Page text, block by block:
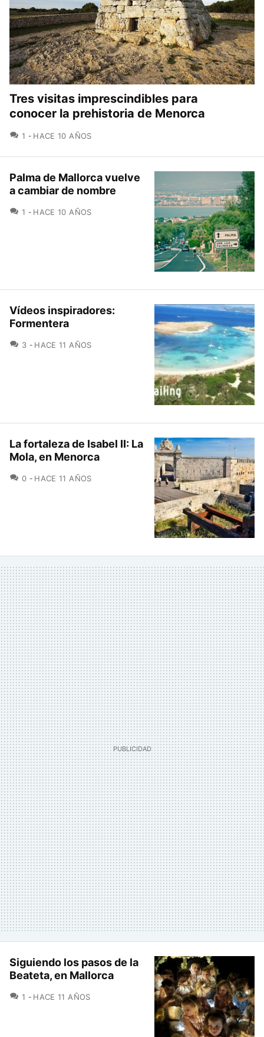
Tres visitas imprescindibles para
conocer la prehistoria de Menorca
1 COMENTARIOS
HACE 10 AÑOS
Palma de Mallorca vuelve
a cambiar de nombre
1 COMENTARIOS
HACE 10 AÑOS
Vídeos inspiradores:
Formentera
3 COMENTARIOS
HACE 11 AÑOS
La fortaleza de Isabel II: La
Mola, en Menorca
0 COMENTARIOS
HACE 11 AÑOS
Siguiendo los pasos de la
Beateta, en Mallorca
1 COMENTARIOS
HACE 11 AÑOS